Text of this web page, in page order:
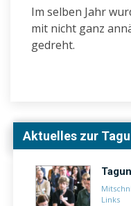
Im selben Jahr
mit nicht ganz
gedreht.
Aktuelles zur
Links